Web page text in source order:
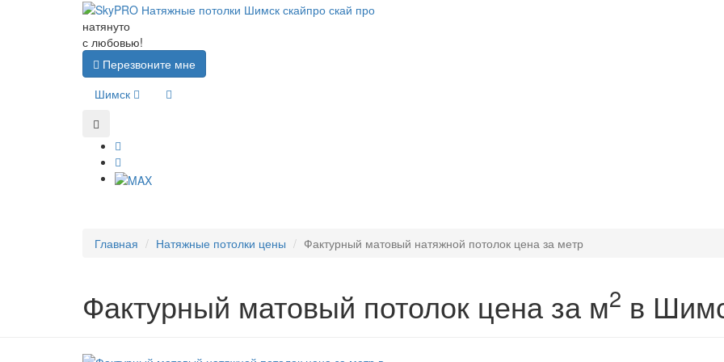
натянуто
с любовью!
Перезвоните мне
Шимск
Главная Натяжные потолки цены Фактурный матовый натяжной потолок цена за метр
Фактурный матовый потолок цена за м2 в